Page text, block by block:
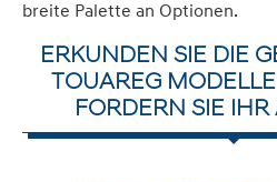
breite Palette an Optionen.
ERKUNDEN SIE DIE
TOUAREG
FORDERN SIE